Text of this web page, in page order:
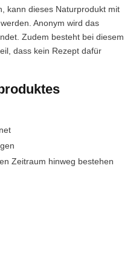
kann dieses Naturprodukt mit
Anonym wird das
Zudem besteht bei diesem
dass kein Rezept dafür
Zeitraum hinweg bestehen